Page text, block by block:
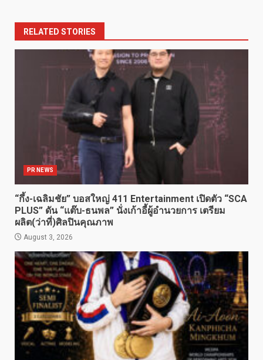
RELATED STORIES
PR NEWS
“กึ้ง-เฉลิมชัย” บอสใหญ่ 411 Entertainment เปิดตัว “SCA
PLUS” ดัน “แต๊บ-ธนพล” นั่งเก้าอี้ผู้อำนวยการ เตรียม
ผลิต(ว่าที่)ศิลปินคุณภาพ
August 3, 2026